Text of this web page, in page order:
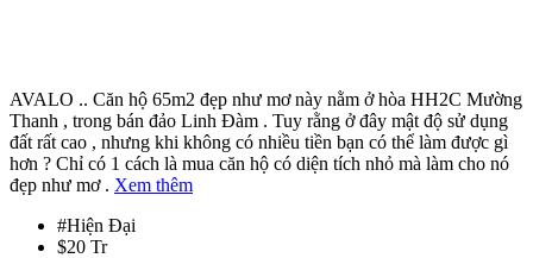
AVALO .. Căn hộ 65m2 đẹp như mơ này nằm ở hòa HH2C Mường
Thanh , trong bán đảo Linh Đàm . Tuy rằng ở đây mật độ sử dụng
đất rất cao , nhưng khi không có nhiều tiền bạn có thể làm được gì
hơn ? Chỉ có 1 cách là mua căn hộ có diện tích nhỏ mà làm cho nó
đẹp như mơ . Xem thêm
#Hiện Đại
$20 Tr